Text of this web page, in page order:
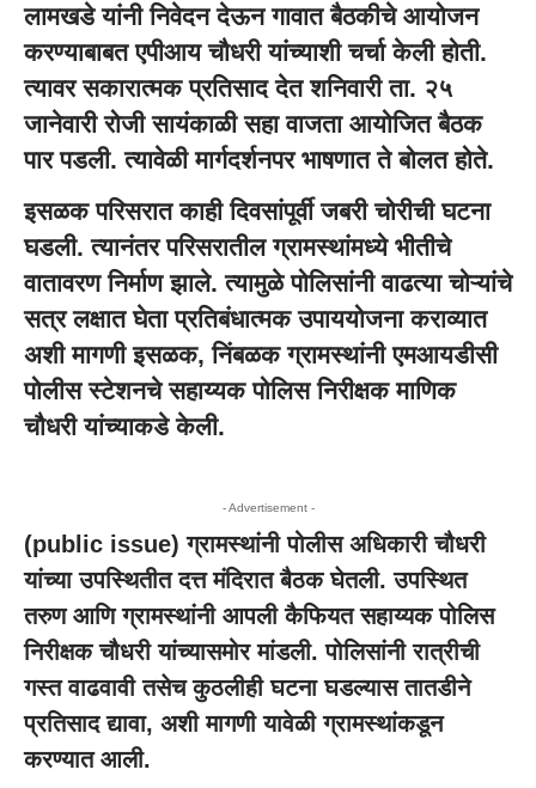
लामखडे यांनी निवेदन देऊन गावात बैठकीचे आयोजन
करण्याबाबत एपीआय चौधरी यांच्याशी चर्चा केली होती.
त्यावर सकारात्मक प्रतिसाद देत शनिवारी ता. २५
जानेवारी रोजी सायंकाळी सहा वाजता आयोजित बैठक
पार पडली. त्यावेळी मार्गदर्शनपर भाषणात ते बोलत होते.
इसळक परिसरात काही दिवसांपूर्वी जबरी चोरीची घटना
घडली. त्यानंतर परिसरातील ग्रामस्थांमध्ये भीतीचे
वातावरण निर्माण झाले. त्यामुळे पोलिसांनी वाढत्या चोऱ्यांचे
सत्र लक्षात घेता प्रतिबंधात्मक उपाययोजना कराव्यात
अशी मागणी इसळक, निंबळक ग्रामस्थांनीएमआयडीसी
पोलीस स्टेशनचे सहाय्यक पोलिस निरीक्षक माणिक
चौधरी यांच्याकडे केली.
- Advertisement -
(public issue) ग्रामस्थांनी पोलीस अधिकारी चौधरी
यांच्या उपस्थितीत दत्त मंदिरात बैठक घेतली. उपस्थित
तरुण आणि ग्रामस्थांनी आपली कैफियत सहाय्यक पोलिस
निरीक्षक चौधरी यांच्यासमोर मांडली. पोलिसांनी रात्रीची
गस्त वाढवावी तसेच कुठलीही घटना घडल्यास तातडीने
प्रतिसाद द्यावा, अशी मागणी यावेळी ग्रामस्थांकडून
करण्यात आली.